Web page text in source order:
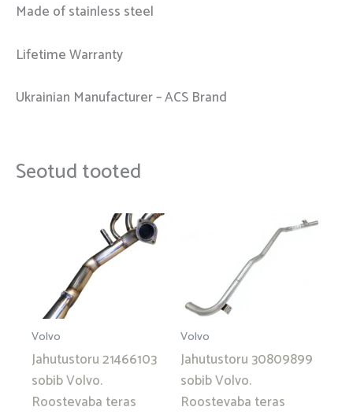
Made of stainless steel
Lifetime Warranty
Ukrainian Manufacturer – ACS Brand
Seotud tooted
Volvo
Jahutustoru 21466103
sobib Volvo.
Roostevaba teras
Volvo
Jahutustoru 30809899
sobib Volvo.
Roostevaba teras